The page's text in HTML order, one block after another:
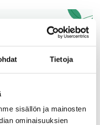
Tietoja
sisällön ja mainosten
ominaisuuksien